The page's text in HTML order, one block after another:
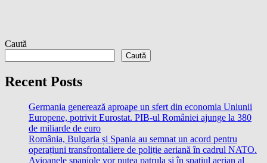
Caută
Caută
Recent Posts
Germania generează aproape un sfert din economia Uniunii
Europene, potrivit Eurostat. PIB-ul României ajunge la 380
de miliarde de euro
România, Bulgaria și Spania au semnat un acord pentru
operațiuni transfrontaliere de poliție aeriană în cadrul NATO.
Avioanele spaniole vor putea patrula și în spațiul aerian al